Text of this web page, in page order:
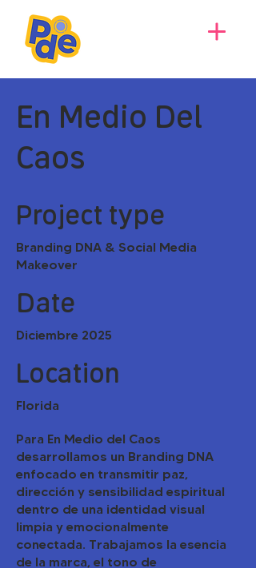
En Medio Del
Caos
Project type
Branding DNA & Social Media
Makeover
Date
Diciembre 2025
Location
Florida
Para En Medio del Caos
desarrollamos un Branding DNA
enfocado en transmitir paz,
dirección y sensibilidad espiritual
dentro de una identidad visual
limpia y emocionalmente
conectada. Trabajamos la esencia
de la marca, el tono de